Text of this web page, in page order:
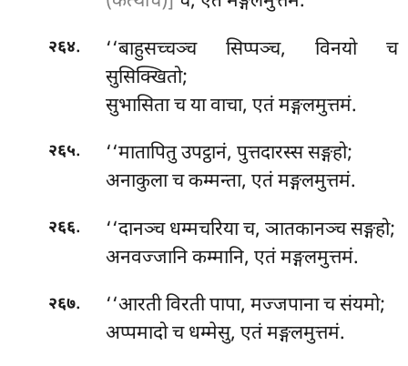
२६४. ‘‘बाहुसच्चञ्च सिप्पञ्च, विनयो च
सुसिक्खितो;
सुभासिता च या वाचा, एतं मङ्गलमुत्तमं.
२६५.
‘‘मातापितु उपट्ठानं, पुत्तदारस्स सङ्गहो;
अनाकुलाच कम्मन्ता, एतं मङ्गलमुत्तमं.
२६६.
‘‘दानञ्च धम्मचरिया च, ञातकानञ्च सङ्गहो;
अनवज्जानि कम्मानि, एतं मङ्गलमुत्तमं.
२६७.
‘‘आरती विरती पापा, मज्जपाना च संयमो;
अप्पमादो च धम्मेसु, एतं मङ्गलमुत्तमं.